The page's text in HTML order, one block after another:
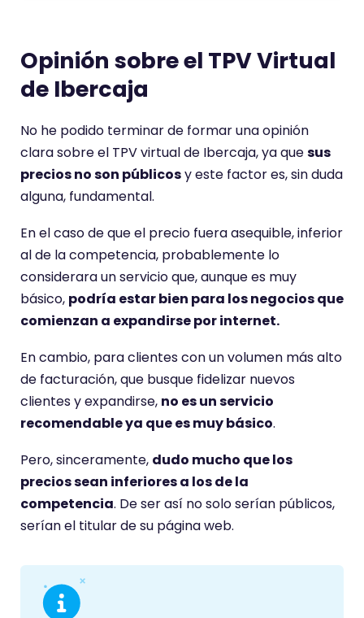
Opinión sobre el TPV Virtual
de Ibercaja
No he podido terminar de formar una opinión
clara sobre el TPV virtual de Ibercaja, ya quesus
precios no son públicosy este factor es, sin duda
alguna, fundamental.
En el caso de que el precio fuera asequible, inferior
al de la competencia, probablemente lo
considerara un servicio que, aunque es muy
básico, podría estar bien para los negocios que
comienzan a expandirse por internet.
En cambio, para clientes con un volumen más alto
de facturación, que busque fidelizar nuevos
clientes y expandirse, no es un servicio
recomendable ya que es muy básico.
Pero, sinceramente, dudo mucho que los
precios sean inferiores a los de la
competencia. De ser así no solo serían públicos,
serían el titular de su página web.